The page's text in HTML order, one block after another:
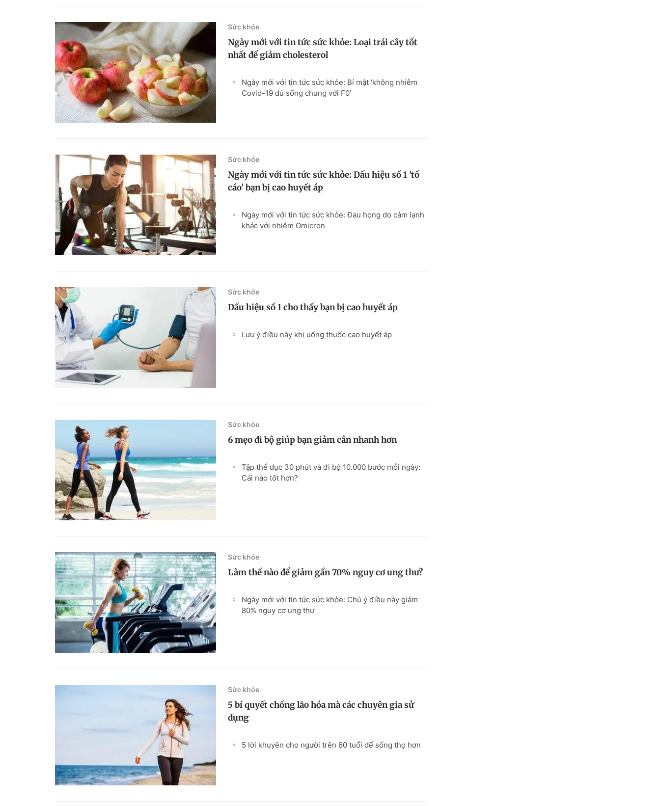
Sức khỏe
Ngày mới với tin tức sức khỏe: Loại trái cây tốt
nhất để giảm cholesterol
Ngày mới với tin tức sức khỏe: Bí mật 'không nhiễm
Covid-19 dù sống chung với F0'
Sức khỏe
Ngày mới với tin tức sức khỏe: Dấu hiệu số 1 'tố
cáo' bạn bị cao huyết áp
Ngày mới với tin tức sức khỏe: Đau họng do cảm lạnh
khác với nhiễm Omicron
Sức khỏe
Dấu hiệu số 1 cho thấy bạn bị cao huyết áp
Lưu ý điều này khi uống thuốc cao huyết áp
Sức khỏe
6 mẹo đi bộ giúp bạn giảm cân nhanh hơn
Tập thể dục 30 phút và đi bộ 10.000 bước mỗi ngày:
Cái nào tốt hơn?
Sức khỏe
Làm thế nào để giảm gần 70% nguy cơ ung thư?
Ngày mới với tin tức sức khỏe: Chú ý điều này giảm
80% nguy cơ ung thư
Sức khỏe
5 bí quyết chống lão hóa mà các chuyên gia sử
dụng
5 lời khuyên cho người trên 60 tuổi để sống thọ hơn